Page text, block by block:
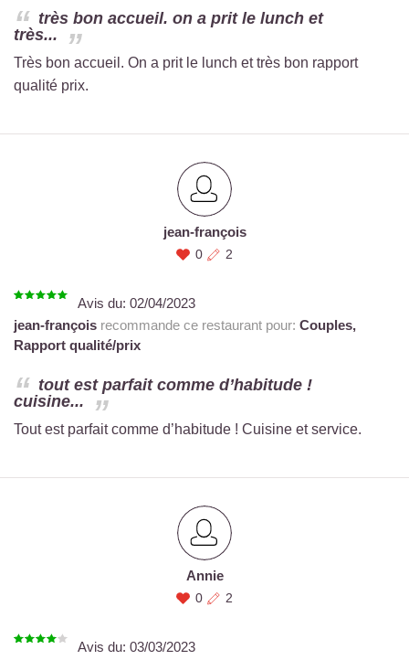
très bon accueil. on a prit le lunch et
très...
Très bon accueil. On a prit le lunch et très bon rapport
qualité prix.
jean-françois
0 2
Avis du: 02/04/2023
jean-françois recommande ce restaurant pour: Couples,
Rapport qualité/prix
tout est parfait comme d’habitude !
cuisine...
Tout est parfait comme d’habitude ! Cuisine et service.
Annie
0 2
Avis du: 03/03/2023